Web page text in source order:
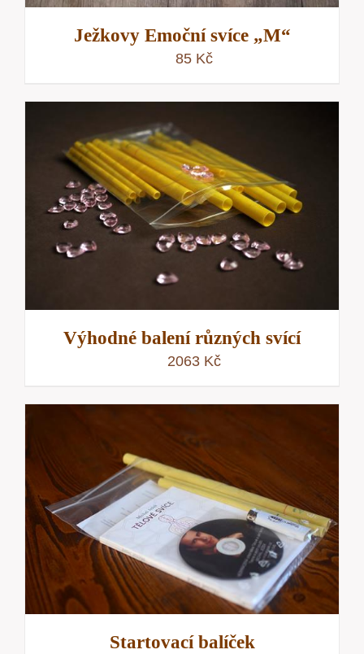
Ježkovy Emoční svíce „M“
85 Kč
Výhodné balení různých svící
2063 Kč
Startovací balíček